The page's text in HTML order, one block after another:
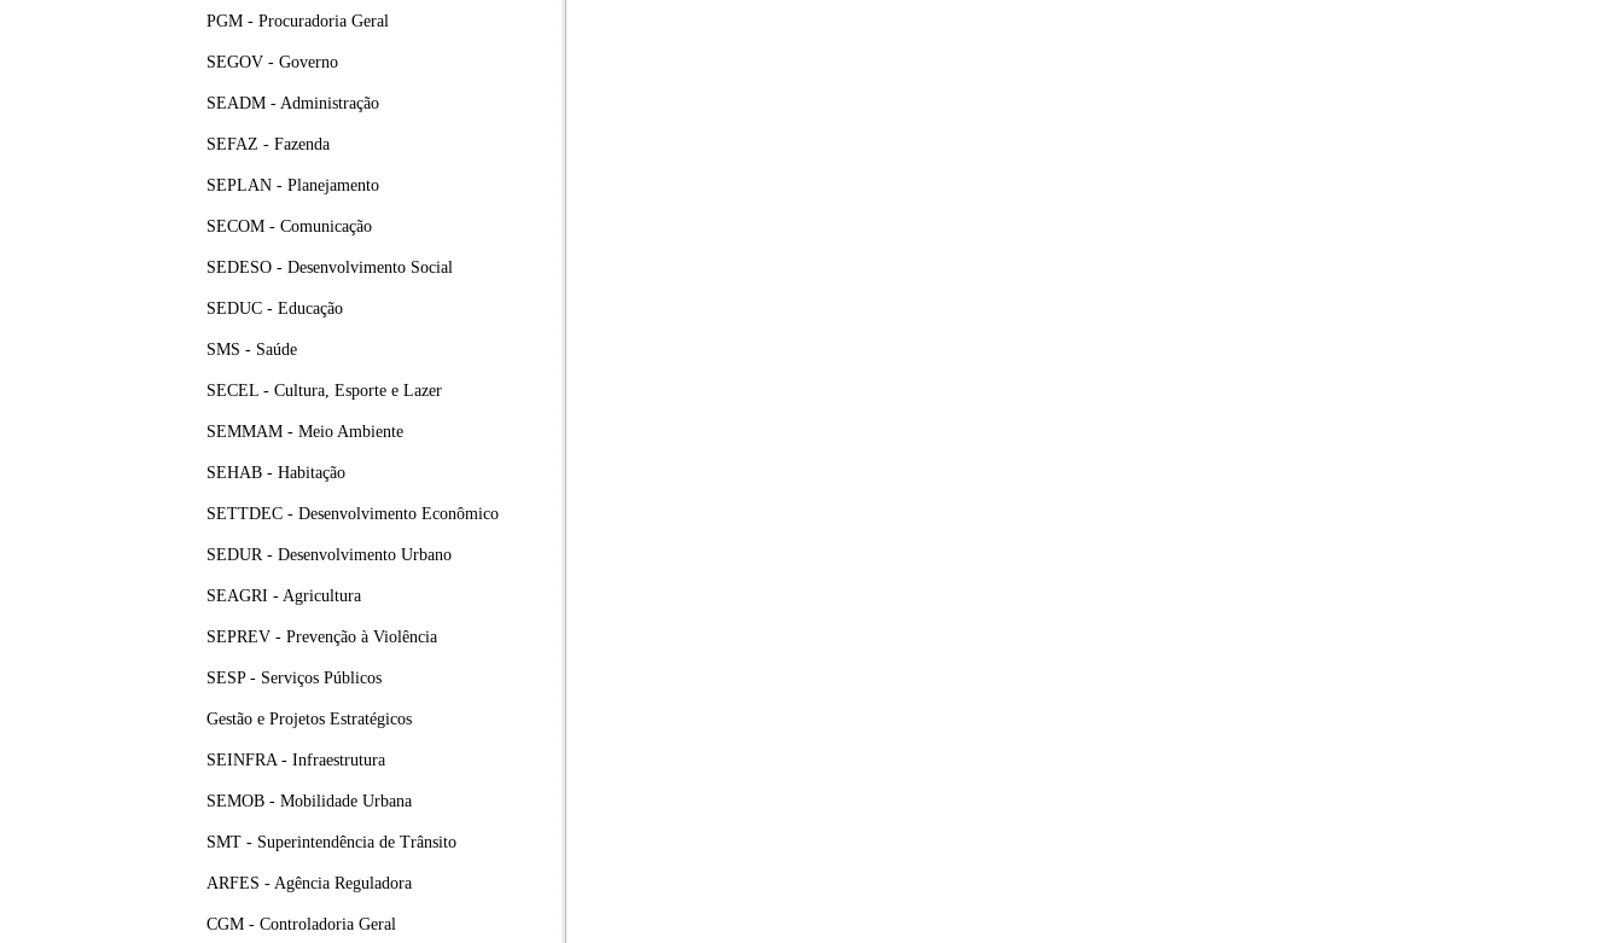
PGM - Procuradoria Geral
SEGOV - Governo
SEADM - Administração
SEFAZ - Fazenda
SEPLAN - Planejamento
SECOM - Comunicação
SEDESO - Desenvolvimento Social
SEDUC - Educação
SMS - Saúde
SECEL - Cultura, Esporte e Lazer
SEMMAM - Meio Ambiente
SEHAB - Habitação
SETTDEC - Desenvolvimento Econômico
SEDUR - Desenvolvimento Urbano
SEAGRI - Agricultura
SEPREV - Prevenção à Violência
SESP - Serviços Públicos
Gestão e Projetos Estratégicos
SEINFRA - Infraestrutura
SEMOB - Mobilidade Urbana
SMT - Superintendência de Trânsito
ARFES - Agência Reguladora
CGM - Controladoria Geral